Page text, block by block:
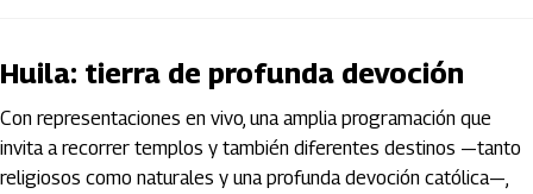
Huila: tierra de profunda devoción
Con representaciones en vivo, una amplia programación que
invita a recorrer templos y también diferentes destinos —tanto
religiosos como naturales y una profunda devoción católica—,